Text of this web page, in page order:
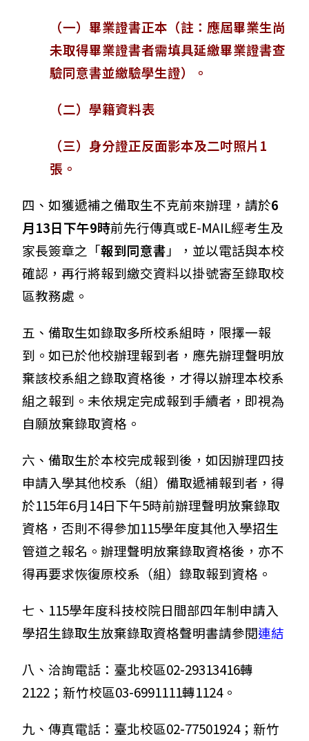
（一）畢業證書正本（註：應屆畢業生尚
未取得畢業證書者需填具延繳畢業證書查
驗同意書並繳驗學生證）。
（二）學籍資料表
（三）身分證正反面影本及二吋照片1
張。
四、如獲遞補之備取生不克前來辦理，請於6
月13日下午9時前先行傳真或E-MAIL經考生及
家長簽章之「報到同意書 」，並以電話與本校
確認，再行將報到繳交資料以掛號寄至錄取校
區教務處。
五、備取生如錄取多所校系組時，限擇一報
到。如已於他校辦理報到者，應先辦理聲明放
棄該校系組之錄取資格後，才得以辦理本校系
組之報到。未依規定完成報到手續者，即視為
自願放棄錄取資格。
六、備取生於本校完成報到後，如因辦理四技
申請入學其他校系（組）備取遞補報到者，得
於115年6月14日下午5時前辦理聲明放棄錄取
資格，否則不得參加115學年度其他入學招生
管道之報名。辦理聲明放棄錄取資格後，亦不
得再要求恢復原校系（組）錄取報到資格。
七、115學年度科技校院日間部四年制申請入
學招生錄取生放棄錄取資格聲明書請參閱連結
八、洽詢電話：臺北校區02-29313416轉
2122；新竹校區03-6991111轉1124。
九、傳真電話：臺北校區02-77501924；新竹